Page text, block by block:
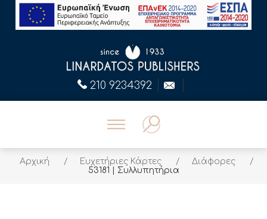
210 9234392
Αρχική / Ευχετήριες Κάρτες / Διάφορες
/
53181 | Συλλυπητήρια